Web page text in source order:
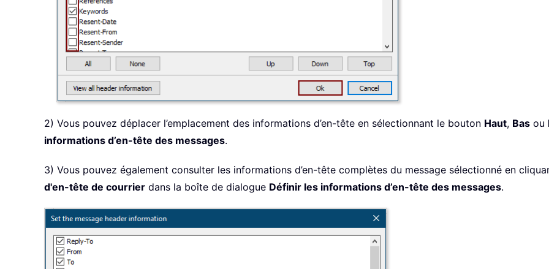
2) Vous pouvez déplacer l’emplacement des informations d’en-tête en sélectionnant le bouton Haut, Bas ou
informations d’en-tête des messages.
3) Vous pouvez également consulter les informations d’en-tête complètes du message sélectionné en
d'en-tête de courrier dans la boîte de dialogue Définir les informations d’en-tête des messages.